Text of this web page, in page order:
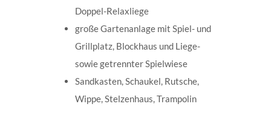
Doppel-Relaxliege
große Gartenanlage mit Spiel- und
Grillplatz, Blockhaus und Liege-
sowie getrennter Spielwiese
Sandkasten, Schaukel, Rutsche,
Wippe, Stelzenhaus, Trampolin